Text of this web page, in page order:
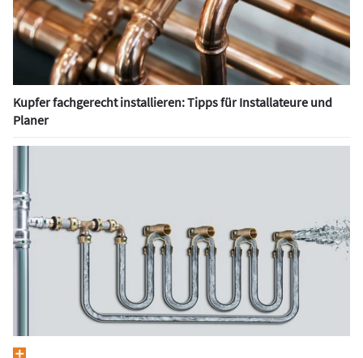
Kupfer fachgerecht installieren: Tipps für Installateure und
Planer